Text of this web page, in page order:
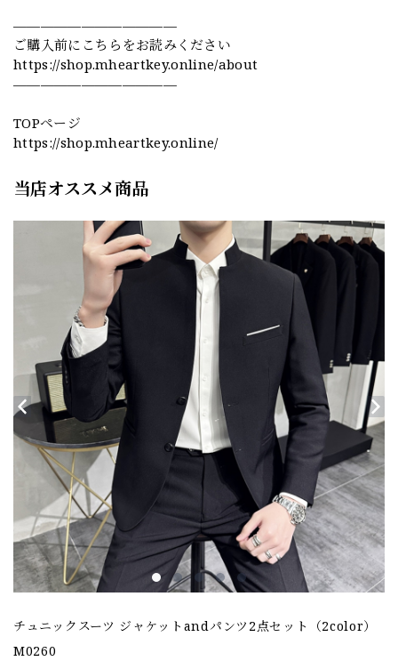
————————————
ご購入前にこちらをお読みください
https://shop.mheartkey.online/about
————————————
TOPページ
https://shop.mheartkey.online/
当店オススメ商品
チュニックスーツ ジャケットandパンツ2点セット（2color）
M0260